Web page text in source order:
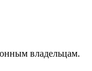
владельцам.